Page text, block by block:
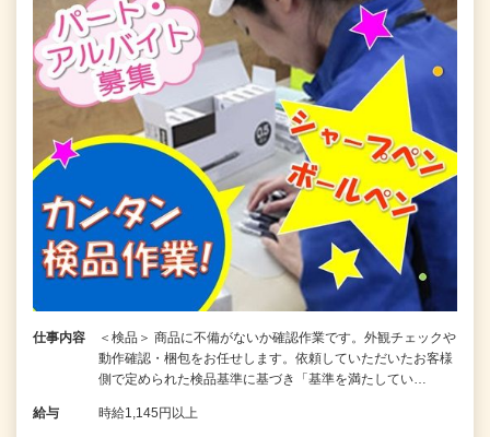
仕事内容
＜検品＞ 商品に不備がないか確認作業です。外観チェックや
動作確認・梱包をお任せします。依頼していただいたお客様
側で定められた検品基準に基づき「基準を満たしてい…
給与 時給1,145円以上